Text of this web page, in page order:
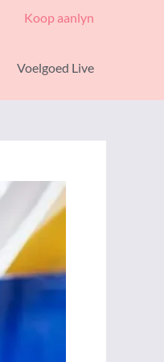
Koop aanlyn
Voelgoed Live